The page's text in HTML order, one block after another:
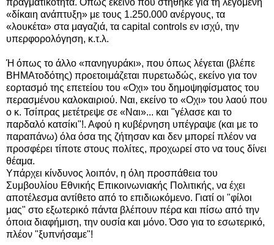
«δίκαιη ανάπτυξη» με τους 1.250.000 ανέργους, τα
«λουκέτα» στα μαγαζιά, τα capital controls εν ισχύ, την
υπερφορολόγηση, κ.τ.λ.
Ή όπως το άλλο «πανηγυράκι», που όπως λέγεται (βλέπε
ΒΗΜΑτοδότης) προετοιμάζεται πυρετωδώς, εκείνο για τον
εορτασμό της επετείου του «Οχι» του δημοψηφίσματος του
περασμένου καλοκαιριού. Ναι, εκείνο το «Οχι» του λαού που
ο κ. Τσίπρας μετέτρεψε σε «Ναι»... και "γέλασε και το
παρδαλό κατσίκι"!. Αφού η κυβέρνηση υπέγραψε (και με το
παραπάνω) όλα όσα της ζήτησαν και δεν μπορεί πλέον να
προσφέρει τίποτε στους πολίτες, προχωρεί στο να τους δίνει
θέαμα.
Υπάρχει κίνδυνος λοιπόν, η όλη προσπάθεια του
Συμβουλίου Εθνικής Επικοινωνιακής Πολιτικής, να έχει
αποτέλεσμα αντίθετο από το επιδιωκόμενο. Γιατί οι "φίλοι
μας" στο εξωτερικό πάντα βλέπουν πέρα και πίσω από την
όποια διαφήμιση, την ουσία και μόνο. Όσο για το εσωτερικό,
πλέον "ξυπνήσαμε"!